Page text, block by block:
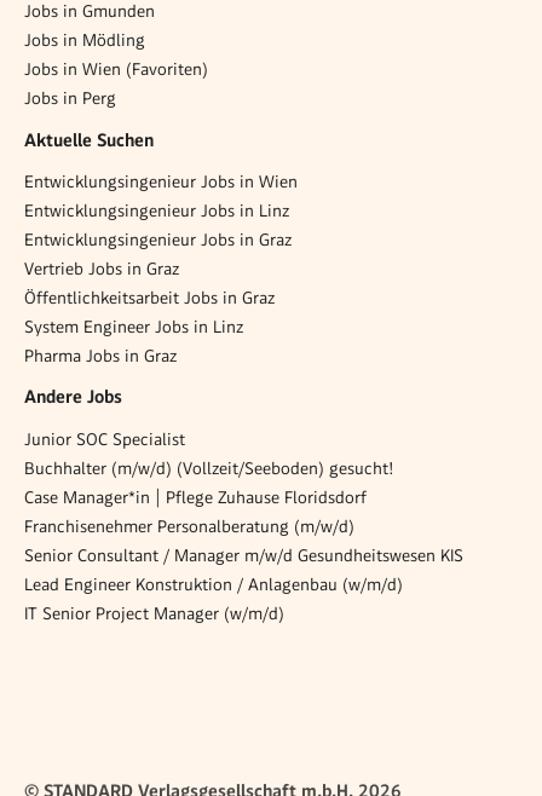
Jobs in Gmunden
Jobs in Mödling
Jobs in Wien (Favoriten)
Jobs in Perg
Aktuelle Suchen
Entwicklungsingenieur Jobs in Wien
Entwicklungsingenieur Jobs in Linz
Entwicklungsingenieur Jobs in Graz
Vertrieb Jobs in Graz
Öffentlichkeitsarbeit Jobs in Graz
System Engineer Jobs in Linz
Pharma Jobs in Graz
Andere Jobs
Junior SOC Specialist
Buchhalter (m/w/d) (Vollzeit/Seeboden) gesucht!
Case Manager*in | Pflege Zuhause Floridsdorf
Franchisenehmer Personalberatung (m/w/d)
Senior Consultant / Manager m/w/d Gesundheitswesen KIS
Lead Engineer Konstruktion / Anlagenbau (w/m/d)
IT Senior Project Manager (w/m/d)
© STANDARD Verlagsgesellschaft m.b.H. 2026